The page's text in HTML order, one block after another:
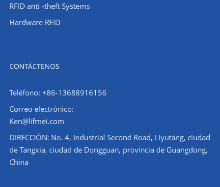
RFID anti -theft Systems
Hardware RFID
CONTÁCTENOS
Teléfono: +86-13688916156
Correo electrónico:
Ken@lifmei.com
DIRECCIÓN: No. 4, Industrial Second Road, Liyutang, ciudad
de Tangxia, ciudad de Dongguan, provincia de Guangdong,
China